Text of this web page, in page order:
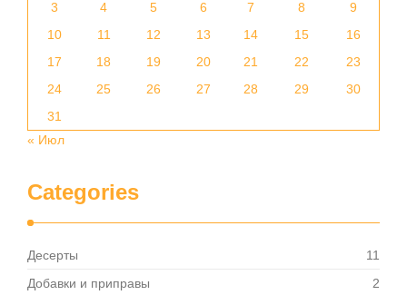
3
4 5 6 7 8
9
10
11 12 13 14 15
16
17
18 19 20 21 22
23
24
25 26 27 28 29
30
31
« Июл
Categories
Десерты
11
Добавки и приправы
2